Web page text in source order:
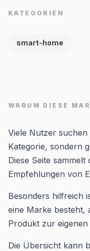
KATEGORIEN
smart-home
WARUM DIESE
Viele Nutzer
Kategorie, sondern
Diese Seite
Empfehlungen von
Besonders hilfreich
eine Marke besteht,
Produkt zur eigenen
Die Übersicht kann